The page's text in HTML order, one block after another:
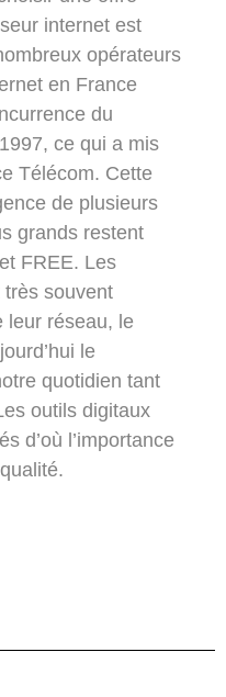
internet est
opérateurs
en France
du
ce qui a mis
Télécom. Cette
de plusieurs
grands restent
FREE. Les
souvent
leur réseau, le
le
quotidien tant
outils digitaux
d’où l’importance